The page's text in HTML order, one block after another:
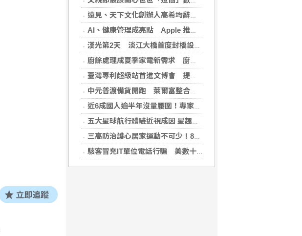
遠見、天下文化創辦人高希均辭世 留下華人世界珍貴思想遺產
AI、健康管理成亮點 Apple 推薦多元裝置迎接父親
漢光第2天 淡江大橋首度封橋設3防線阻敵直衝中樞
廚餘處理成夏季家電新需求 廚餘機優惠搭地方補助最高省近萬元
臺灣專利超級站首進文博會 提供免費智財諮詢助創作者護創意
中元普渡備貨開跑 萊爾富整合祭拜供品與民生補貨需求
近6成國人逾半年沒量腰圍！專家籲每月量1次 幫助揪出代謝症候群
五大星球航行體驗近視成因 星趣控「視覺星球挑戰2.0」動手又動腦
三高防治護心居家運動不可少！888知能宣導互動遊戲，掌握自己的健康密碼
駭客冒充IT單位電話行騙 美數十家金融機構成目標